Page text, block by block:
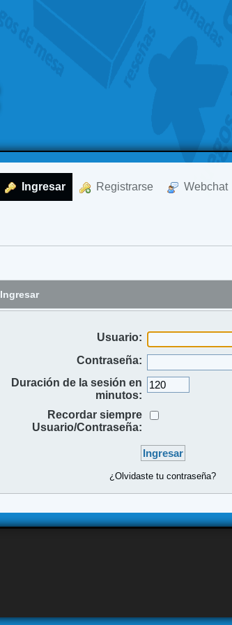
Ingresar Registrarse Webchat
Ingresar
Usuario:
Contraseña:
Duración de la sesión en
minutos:
Recordar siempre
Usuario/Contraseña:
¿Olvidaste tu contraseña?